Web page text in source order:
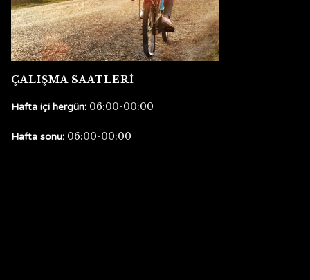
ÇALIŞMA SAATLERİ
Hafta içi hergün: 06:00-00:00
Hafta sonu: 06:00-00:00